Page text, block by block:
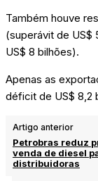
Também houve
(superávit de US$
US$ 8 bilhões).
Apenas as
déficit de US$ 8,2
Artigo anterior
Petrobras reduz
venda de diesel
distribuidoras